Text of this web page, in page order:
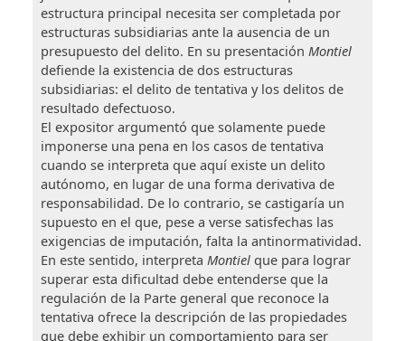
estructura principal necesita ser completada por
estructuras subsidiarias ante la ausencia de un
presupuesto del delito. En su presentación Montiel
defiende la existencia de dos estructuras
subsidiarias: el delito de tentativa y los delitos de
resultado defectuoso.
El expositor argumentó que solamente puede
imponerse una pena en los casos de tentativa
cuando se interpreta que aquí existe un delito
autónomo, en lugar de una forma derivativa de
responsabilidad. De lo contrario, se castigaría un
supuesto en el que, pese a verse satisfechas las
exigencias de imputación, falta la antinormatividad.
En este sentido, interpreta Montielque para lograr
superar esta dificultad debe entenderse que la
regulación de la Parte general que reconoce la
tentativa ofrece la descripción de las propiedades
que debe exhibir un comportamiento para ser